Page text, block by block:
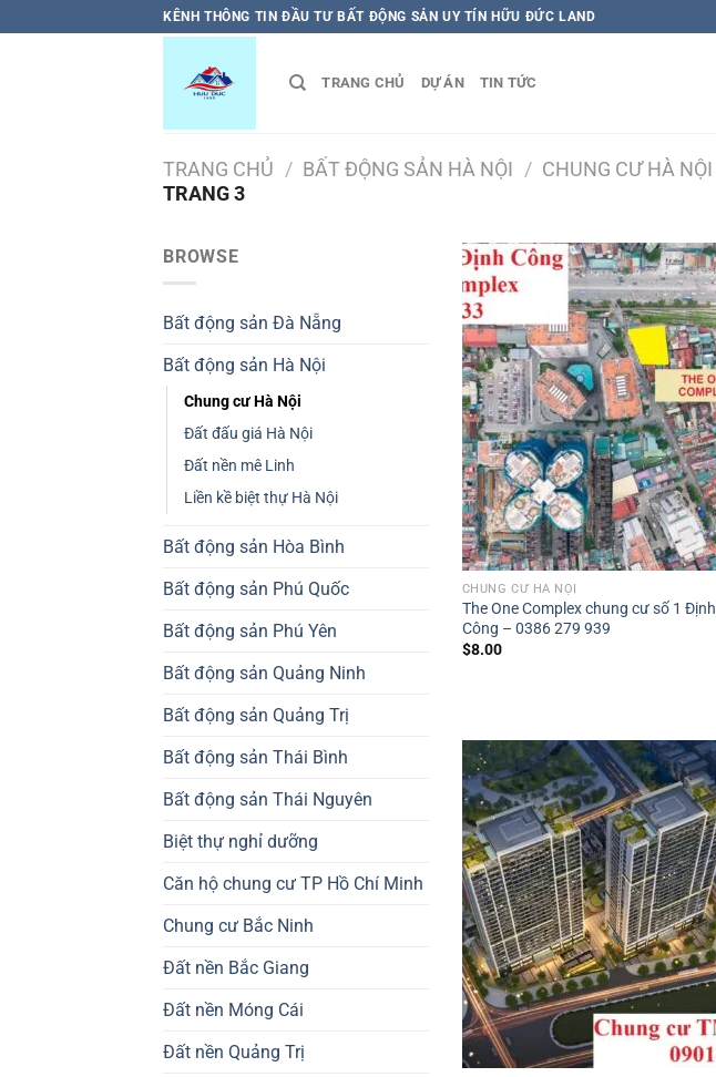
qua
KÊNH THÔNG TIN ĐẦU TƯ BẤT ĐỘNG SẢN UY TÍN HỮU ĐỨC LAND
TRANG CHỦ DỰ ÁN TIN TỨC
TRANG CHỦ / BẤT ĐỘNG SẢN HÀ NỘI / CHUNG CƯ HÀ NỘI
TRANG 3
BROWSE
Bất động sản Đà Nẵng
Bất động sản Hà Nội
Chung cư Hà Nội
Đất đấu giá Hà Nội
Đất nền mê Linh
Liền kề biệt thự Hà Nội
Bất động sản Hòa Bình
Bất động sản Phú Quốc
Bất động sản Phú Yên
Bất động sản Quảng Ninh
Bất động sản Quảng Trị
Bất động sản Thái Bình
Bất động sản Thái Nguyên
Biệt thự nghỉ dưỡng
Căn hộ chung cư TP Hồ Chí Minh
Chung cư Bắc Ninh
Đất nền Bắc Giang
Đất nền Móng Cái
Đất nền Quảng Trị
CHUNG CƯ HÀ NỘI
The One Complex chung cư số 1 Định
Công – 0386 279 939
$8.00